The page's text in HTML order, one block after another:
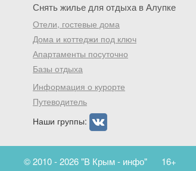
Снять жилье для отдыха в Алупке
Отели, гостевые дома
Дома и коттеджи под ключ
Апартаменты посуточно
Базы отдыха
Информация о курорте
Путеводитель
Наши группы:
© 2010 - 2026 "В Крым - инфо" 16+